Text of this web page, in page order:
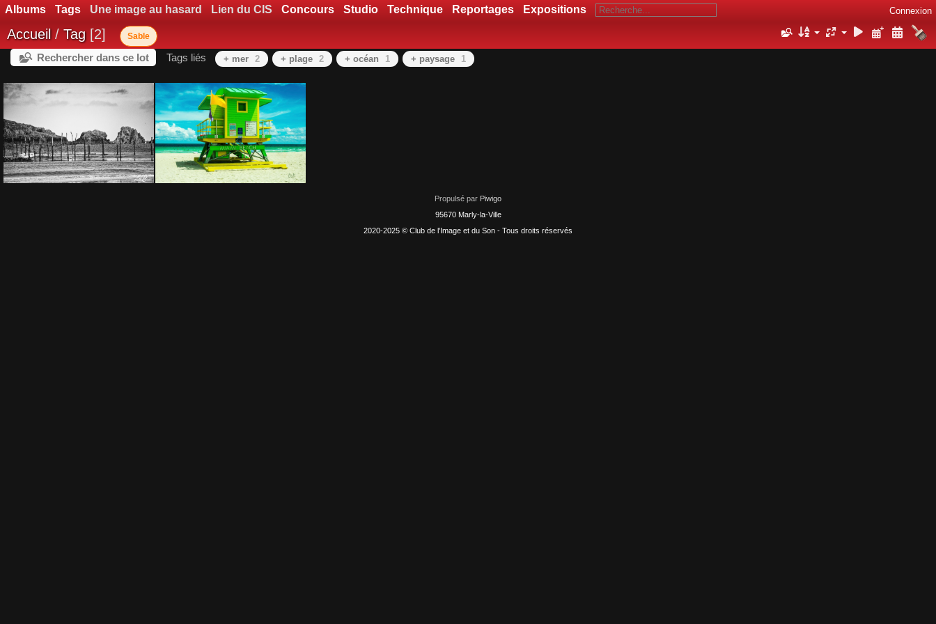
Albums Tags Une image au hasard Lien du CIS Concours Studio Technique Reportages Expositions Connexion
Accueil/ Tag 2 Sable
Rechercher dans ce lot Tags liés + mer 2 + plage 2 + océan 1 + paysage 1
Propulsé par Piwigo
95670 Marly-la-Ville
2020-2025 © Club de l’Image et du Son - Tous droits réservés